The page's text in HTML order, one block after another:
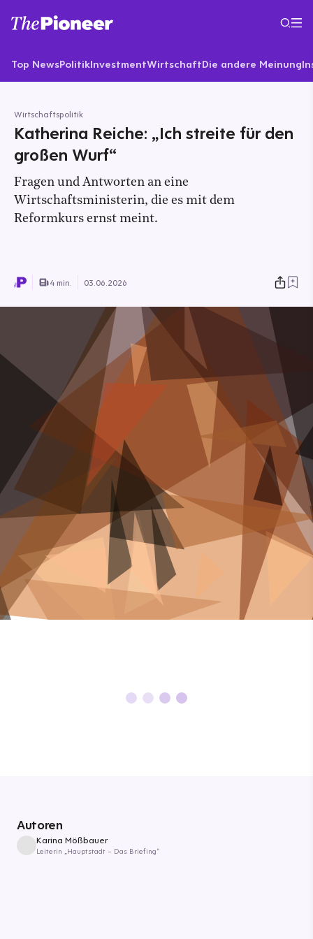
Top NewsPolitikInvestmentWirtschaftDie andere Meinung
Wirtschaftspolitik
Katherina Reiche: „Ich streite für den
großen Wurf“
Fragen und Antworten an eine
Wirtschaftsministerin, die es mit dem
Reformkurs ernst meint.
4 min. 03.06.2026
Autoren
Karina Mößbauer
Leiterin „Hauptstadt – Das Briefing“